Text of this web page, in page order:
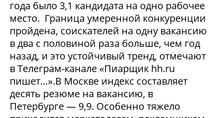
года было 3,1 кандидата на одно рабочее
место. Граница умеренной конкуренции
пройдена, соискателей на одну вакансию
в два с половиной раза больше, чем год
назад, и это устойчивый тренд, отмечают
в Телеграм-канале «Пиарщик hh.ru
пишет…».В Москве индекс составляет
десять резюме на вакансию, в
Петербурге — 9,9. Особенно тяжело